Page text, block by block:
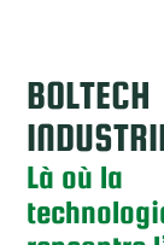
BOLTECH
Là où la